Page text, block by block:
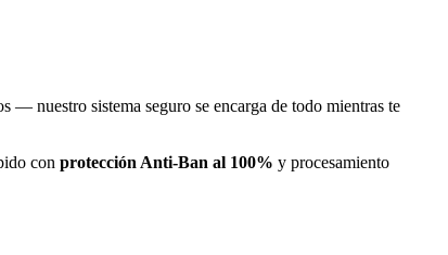
— nuestro sistema seguro se encarga de todo mientras te
con protección Anti-Ban al 100% y procesamiento